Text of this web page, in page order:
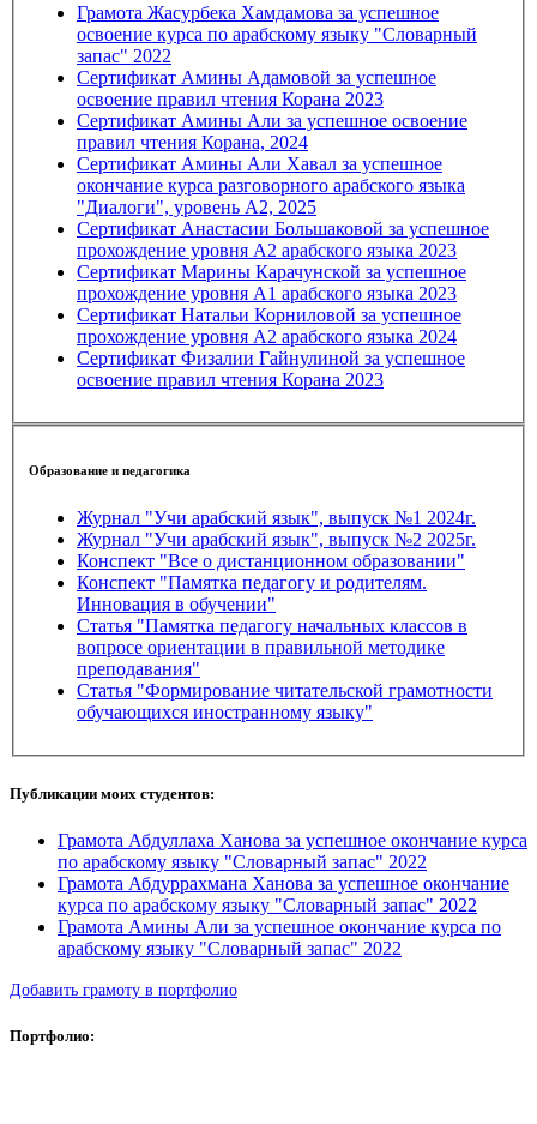
Грамота Жасурбека Хамдамова за успешное
освоение курса по арабскому языку "Словарный
запас" 2022
Сертификат Амины Адамовой за успешное
освоение правил чтения Корана 2023
Сертификат Амины Али за успешное освоение
правил чтения Корана, 2024
Сертификат Амины Али Хавал за успешное
окончание курса разговорного арабского языка
"Диалоги", уровень А2, 2025
Сертификат Анастасии Большаковой за успешное
прохождение уровня А2 арабского языка 2023
Сертификат Марины Карачунской за успешное
прохождение уровня А1 арабского языка 2023
Сертификат Натальи Корниловой за успешное
прохождение уровня А2 арабского языка 2024
Сертификат Физалии Гайнулиной за успешное
освоение правил чтения Корана 2023
Образование и педагогика
Журнал "Учи арабский язык", выпуск №1 2024г.
Журнал "Учи арабский язык", выпуск №2 2025г.
Конспект "Все о дистанционном образовании"
Конспект "Памятка педагогу и родителям.
Инновация в обучении"
Статья "Памятка педагогу начальных классов в
вопросе ориентации в правильной методике
преподавания"
Статья "Формирование читательской грамотности
обучающихся иностранному языку"
Публикации моих студентов:
Грамота Абдуллаха Ханова за успешное окончание курса
по арабскому языку "Словарный запас" 2022
Грамота Абдуррахмана Ханова за успешное окончание
курса по арабскому языку "Словарный запас" 2022
Грамота Амины Али за успешное окончание курса по
арабскому языку "Словарный запас" 2022
Добавить грамоту в портфолио
Портфолио: